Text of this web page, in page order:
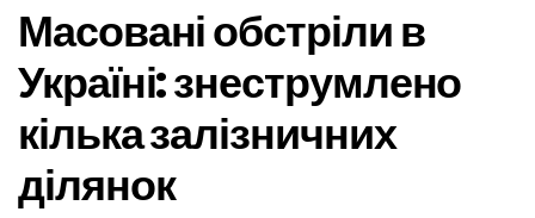
Масовані обстріли в
Україні: знеструмлено
кілька залізничних
ділянок